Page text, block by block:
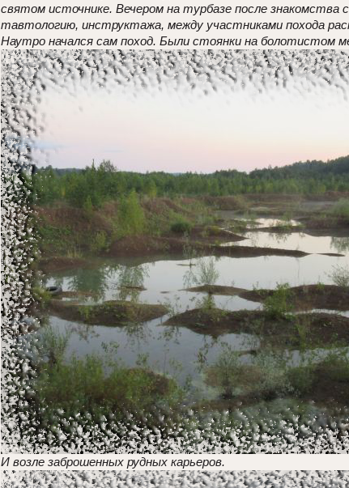
святом источнике. Вечером на турбазе после
тавтологию, инструктажа, между участниками похода
Наутро начался сам поход. Были стоянки на болотистом
И возле заброшенных рудных карьеров.